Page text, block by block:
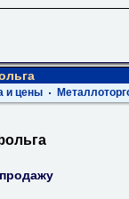
и цены